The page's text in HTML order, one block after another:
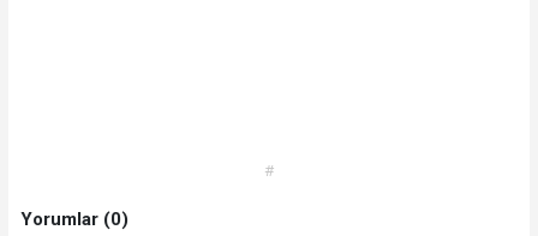
#
Yorumlar (0)